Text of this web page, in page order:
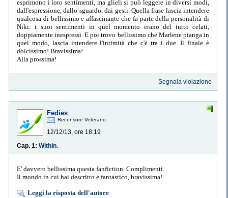
esprimono i loro sentimenti, ma glieli si può leggere in diversi modi,
dall'espressione, dallo sguardo, dai gesti. Quella frase lascia intendere
qualcosa di bellissimo e affascinante che fa parte della personalità di
Niki: i suoi sentimenti in quel momento erano del tutto celati,
doppiamente inespressi. E poi trovo bellissimo che Marlene pianga in
quel modo, lascia intendere l'intimità che c'è tra i due. Il finale è
dolcissimo! Bravissima!
Alla prossima!
Segnala violazione
Fedies
Recensore Veterano
12/12/13, ore 18:19
Cap. 1: Within.
E' davvero bellissima questa fanfiction. Complimenti.
Il mondo in cui hai descritto è fantastico, bravissima!
Leggi la risposta dell'autore